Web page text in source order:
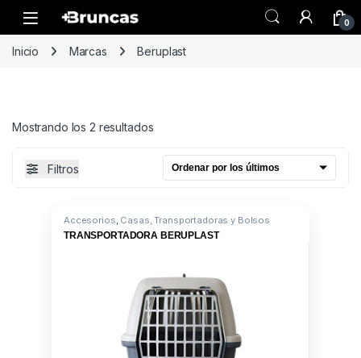
Skip to navigation
Skip to content
0
Inicio Marcas Beruplast
Mostrando los 2 resultadosOrdenado por los últimos
Filtros
Accesorios, Casas, Transportadoras y Bolsos
TRANSPORTADORA BERUPLAST